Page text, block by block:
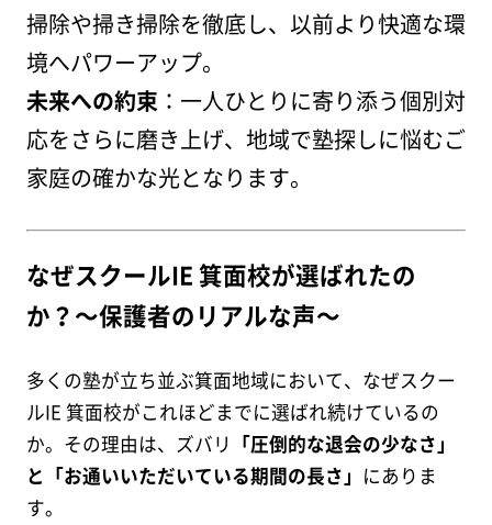
掃除や掃き掃除を徹底し、以前より快適な環
境へパワーアップ。
未来への約束：一人ひとりに寄り添う個別対
応をさらに磨き上げ、地域で塾探しに悩むご
家庭の確かな光となります。
なぜスクールIE 箕面校が選ばれたの
か？〜保護者のリアルな声〜
多くの塾が立ち並ぶ箕面地域において、なぜスクー
ルIE 箕面校がこれほどまでに選ばれ続けているの
か。その理由は、ズバリ 「圧倒的な退会の少なさ」
と「お通いいただいている期間の長さ」 にありま
す。